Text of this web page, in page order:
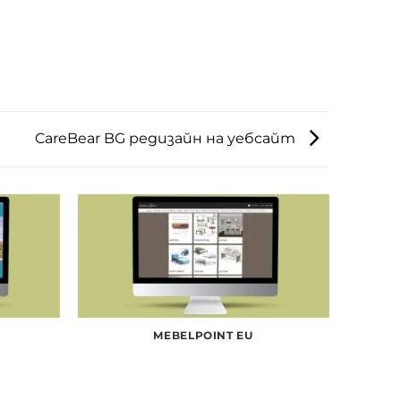
CareBear BG редизайн на уебсайт
MEBELPOINT EU